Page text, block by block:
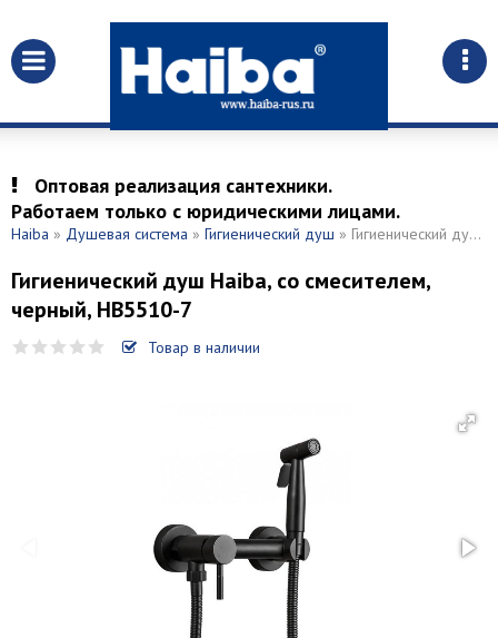
Оптовая реализация сантехники.
Работаем только с юридическими лицами.
Haiba » Душевая система » Гигиенический душ » Гигиенический душ Haiba, со смесителем, черный, HB5510-7
Гигиенический душ Haiba, со смесителем,
черный, HB5510-7
Товар в наличии